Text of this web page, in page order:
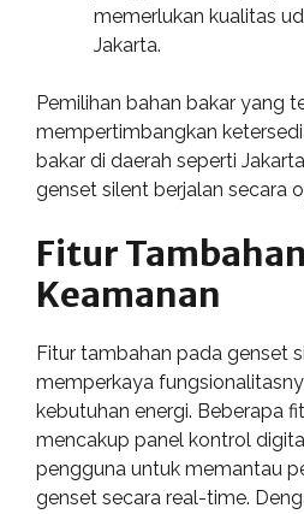
memerlukan kualitas
Jakarta.
Pemilihan bahan bakar yang
mempertimbangkan
bakar di daerah seperti
genset silent berjalan secara
Fitur
Keamanan
Fitur tambahan pada genset
memperkaya
kebutuhan energi. Beberapa
mencakup panel kontrol
pengguna untuk memantau
genset secara real-time.